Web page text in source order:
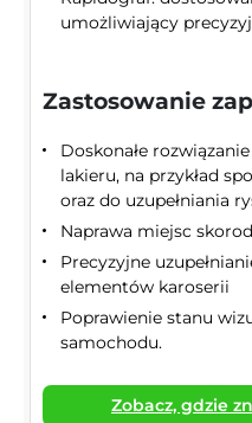
umożliwiający
Zastosowanie
Doskonałe
lakieru, na przykład
oraz do uzupełniania
Naprawa miejsc
Precyzyjne
elementów karoserii
Poprawienie stanu
samochodu.
Zobacz, gdzie